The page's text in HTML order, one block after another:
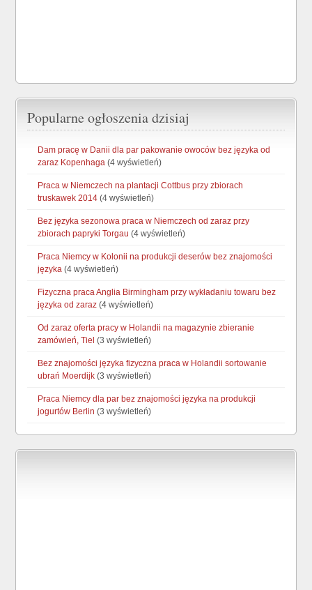
Popularne ogłoszenia dzisiaj
Dam pracę w Danii dla par pakowanie owoców bez języka od
zaraz Kopenhaga (4 wyświetleń)
Praca w Niemczech na plantacji Cottbus przy zbiorach
truskawek 2014 (4 wyświetleń)
Bez języka sezonowa praca w Niemczech od zaraz przy
zbiorach papryki Torgau (4 wyświetleń)
Praca Niemcy w Kolonii na produkcji deserów bez znajomości
języka (4 wyświetleń)
Fizyczna praca Anglia Birmingham przy wykładaniu towaru bez
języka od zaraz (4 wyświetleń)
Od zaraz oferta pracy w Holandii na magazynie zbieranie
zamówień, Tiel (3 wyświetleń)
Bez znajomości języka fizyczna praca w Holandii sortowanie
ubrań Moerdijk (3 wyświetleń)
Praca Niemcy dla par bez znajomości języka na produkcji
jogurtów Berlin (3 wyświetleń)